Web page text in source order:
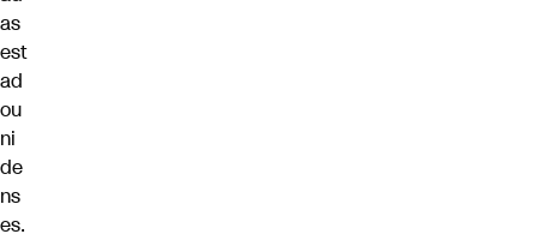
as
est
ad
ou
ni
de
ns
es.